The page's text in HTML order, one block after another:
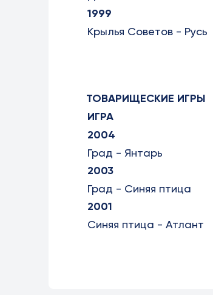
1999
Крылья Советов - Русь
ТОВАРИЩЕСКИЕ ИГРЫ
ИГРА
2004
Град - Янтарь
2003
Град - Синяя птица
2001
Синяя птица - Атлант